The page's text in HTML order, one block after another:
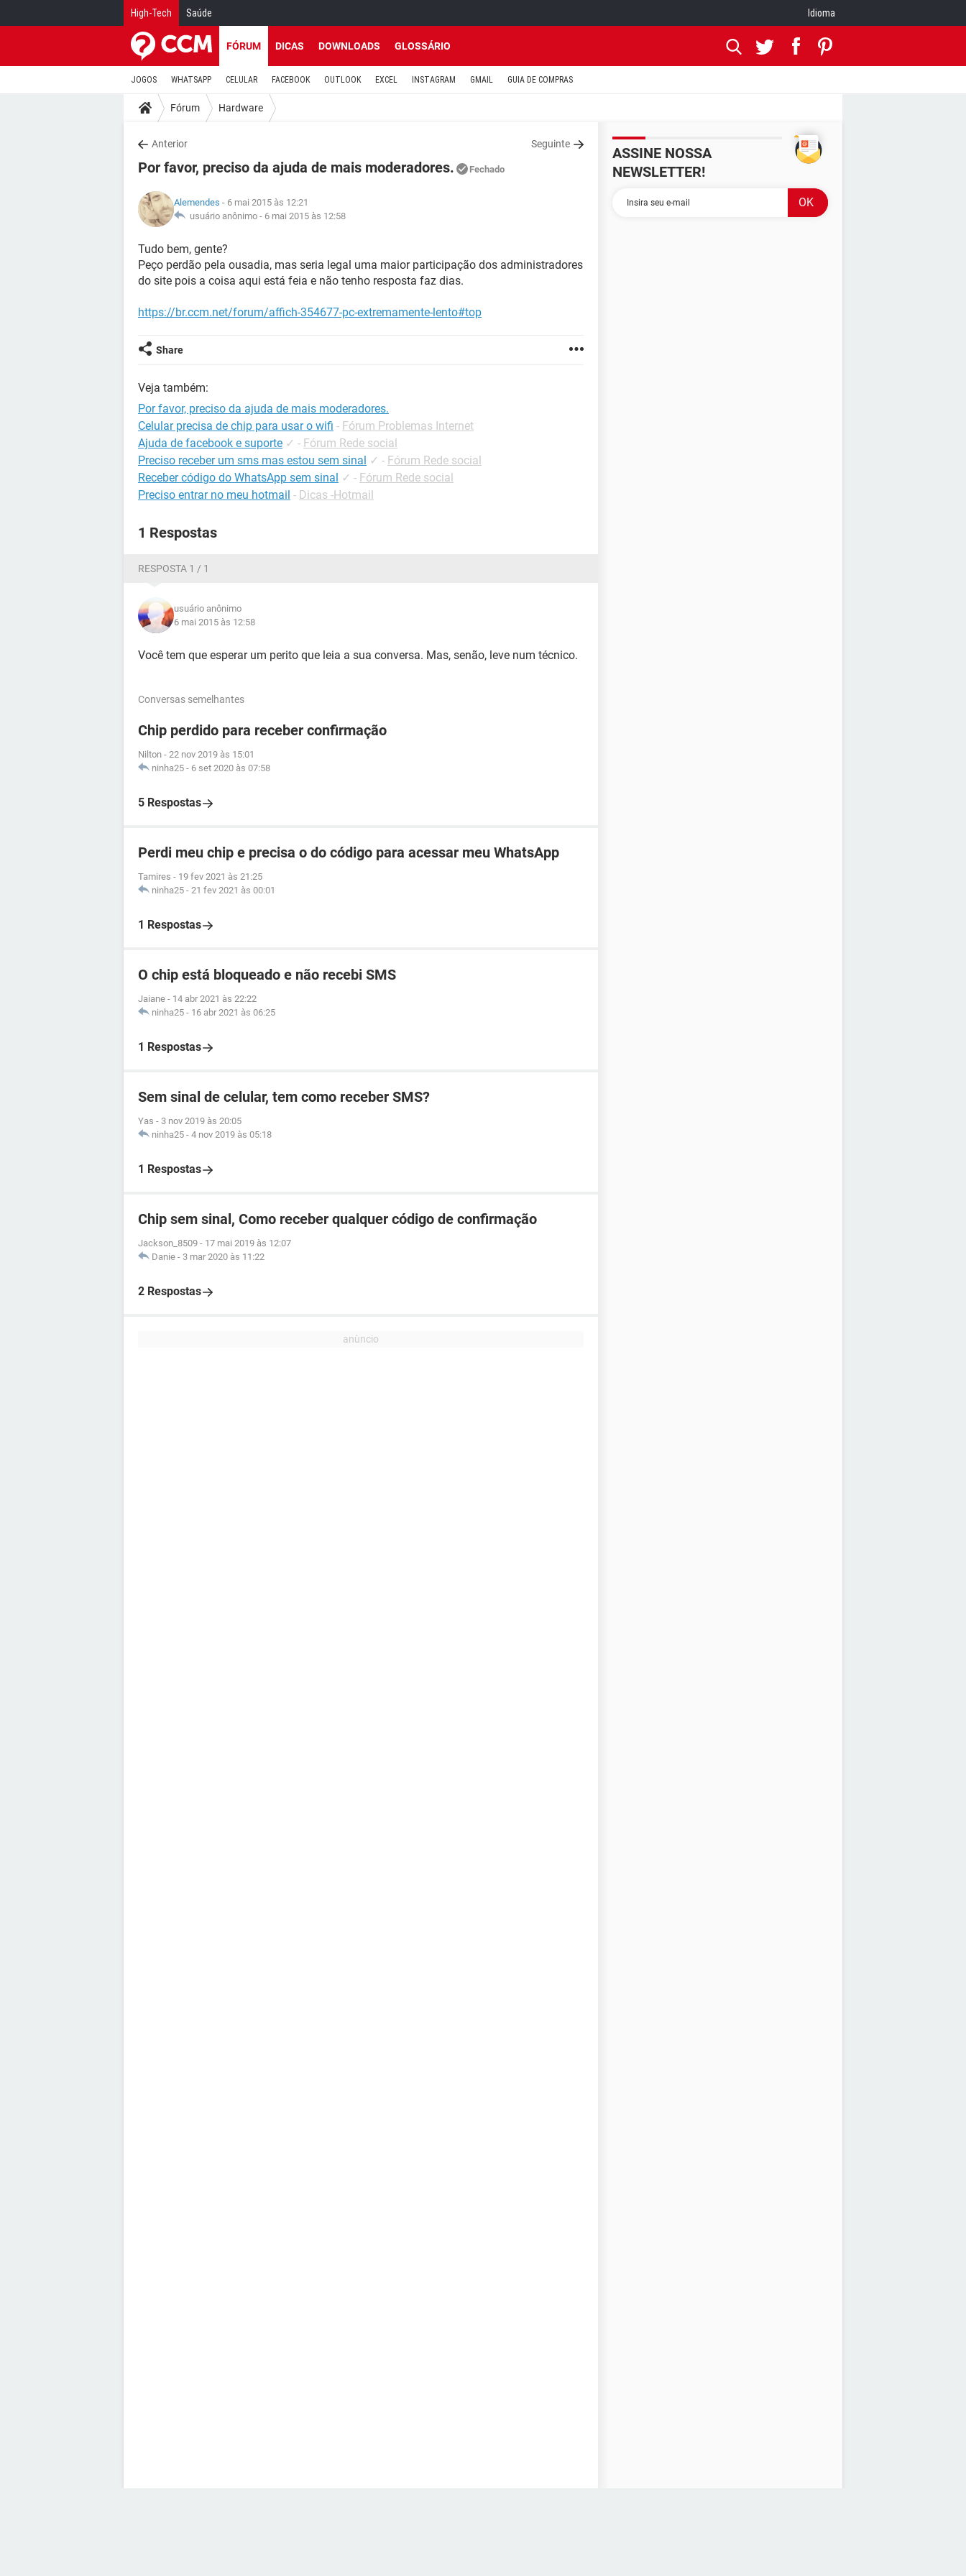
High-Tech Saúde Idioma
FÓRUM DICAS DOWNLOADS GLOSSÁRIO
JOGOS WHATSAPP CELULAR FACEBOOK OUTLOOK EXCEL INSTAGRAM GMAIL GUIA DE COMPRAS
Fórum Hardware
Anterior Seguinte
Por favor, preciso da ajuda de mais moderadores. Fechado
Alemendes - 6 mai 2015 às 12:21
usuário anônimo - 6 mai 2015 às 12:58
Tudo bem, gente?
Peço perdão pela ousadia, mas seria legal uma maior participação dos administradores
do site pois a coisa aqui está feia e não tenho resposta faz dias.
https://br.ccm.net/forum/affich-354677-pc-extremamente-lento#top
Share
Veja também:
Por favor, preciso da ajuda de mais moderadores.
Celular precisa de chip para usar o wifi - Fórum Problemas Internet
Ajuda de facebook e suporte ✓ - Fórum Rede social
Preciso receber um sms mas estou sem sinal ✓ - Fórum Rede social
Receber código do WhatsApp sem sinal ✓ - Fórum Rede social
Preciso entrar no meu hotmail - Dicas -Hotmail
1 Respostas
RESPOSTA 1 / 1
usuário anônimo
6 mai 2015 às 12:58
Você tem que esperar um perito que leia a sua conversa. Mas, senão, leve num técnico.
Conversas semelhantes
Chip perdido para receber confirmação
Nilton - 22 nov 2019 às 15:01
ninha25 - 6 set 2020 às 07:58
5 Respostas
Perdi meu chip e precisa o do código para acessar meu WhatsApp
Tamires - 19 fev 2021 às 21:25
ninha25 - 21 fev 2021 às 00:01
1 Respostas
O chip está bloqueado e não recebi SMS
Jaiane - 14 abr 2021 às 22:22
ninha25 - 16 abr 2021 às 06:25
1 Respostas
Sem sinal de celular, tem como receber SMS?
Yas - 3 nov 2019 às 20:05
ninha25 - 4 nov 2019 às 05:18
1 Respostas
Chip sem sinal, Como receber qualquer código de confirmação
Jackson_8509 - 17 mai 2019 às 12:07
Danie - 3 mar 2020 às 11:22
2 Respostas
ASSINE NOSSA
NEWSLETTER!